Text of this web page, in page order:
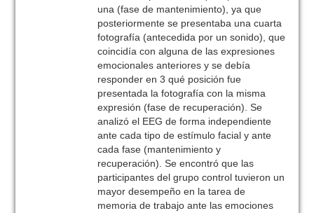
una (fase de mantenimiento), ya que
posteriormente se presentaba una cuarta
fotografía (antecedida por un sonido), que
coincidía con alguna de las expresiones
emocionales anteriores y se debía
responder en 3 qué posición fue
presentada la fotografía con la misma
expresión (fase de recuperación). Se
analizó el EEG de forma independiente
ante cada tipo de estímulo facial y ante
cada fase (mantenimiento y
recuperación). Se encontró que las
participantes del grupo control tuvieron un
mayor desempeño en la tarea de
memoria de trabajo ante las emociones